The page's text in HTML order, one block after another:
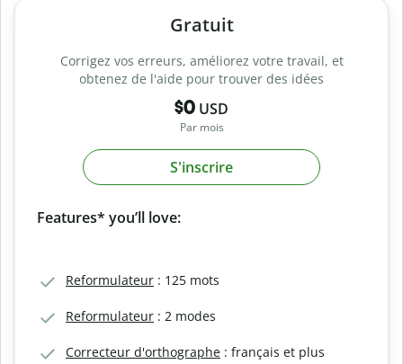
Gratuit
Corrigez vos erreurs, améliorez votre travail, et
obtenez de l'aide pour trouver des idées
$0 USD
Par mois
S'inscrire
Features* you’ll love:
Reformulateur : 125 mots
Reformulateur : 2 modes
Correcteur d'orthographe : français et plus